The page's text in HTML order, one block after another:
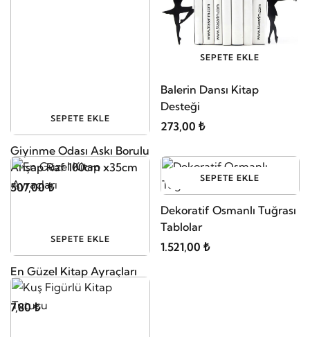
SEPETE EKLE
Giyinme Odası Askı Borulu
Ahşap Raf 100cm x35cm
507,00 ₺
SEPETE EKLE
Balerin Dansı Kitap
Desteği
273,00 ₺
SEPETE EKLE
En Güzel Kitap Ayraçları
7,80 ₺
SEPETE EKLE
Dekoratif Osmanlı Tuğrası
Tablolar
1.521,00 ₺